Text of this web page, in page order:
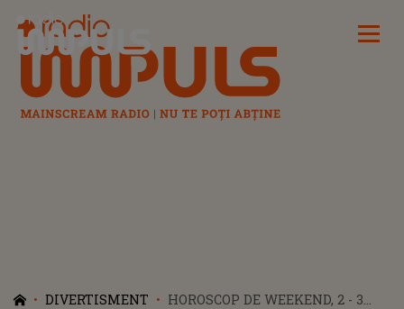
Radio Impuls
DIVERTISMENT
HOROSCOP DE WEEKEND, 2 - 3